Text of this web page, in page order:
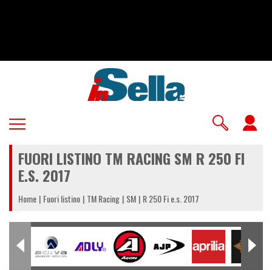
FUORI LISTINO TM RACING SM R 250 FI
E.S. 2017
Home Fuori listino TM Racing SM R 250 Fi e.s. 2017